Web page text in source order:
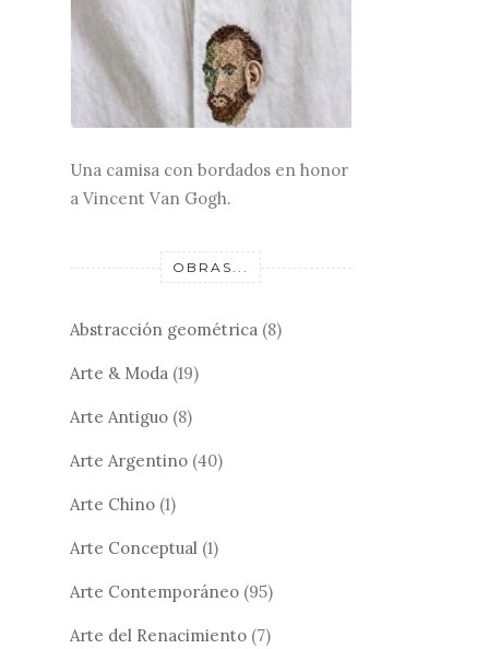
Una camisa con bordados en honor
a Vincent Van Gogh.
OBRAS...
Abstracción geométrica (8)
Arte & Moda (19)
Arte Antiguo (8)
Arte Argentino (40)
Arte Chino (1)
Arte Conceptual (1)
Arte Contemporáneo (95)
Arte del Renacimiento (7)